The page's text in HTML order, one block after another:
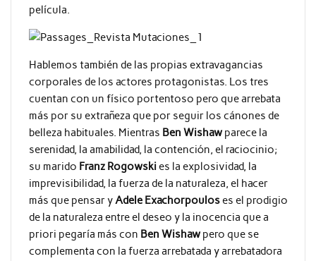
película.
Hablemos también de las propias extravagancias
corporales de los actores protagonistas. Los tres
cuentan con un físico portentoso pero que arrebata
más por su extrañeza que por seguir los cánones de
belleza habituales. Mientras Ben Wishawparece la
serenidad, la amabilidad, la contención, el raciocinio;
su marido Franz Rogowski es la explosividad, la
imprevisibilidad, la fuerza de la naturaleza, el hacer
más que pensar yAdele Exachorpouloses el prodigio
de la naturaleza entre el deseo y la inocencia que a
priori pegaría más con Ben Wishawpero que se
complementa con la fuerza arrebatada y arrebatadora